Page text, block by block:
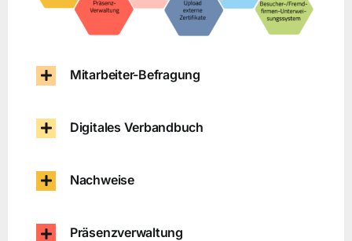
Mitarbeiter-Befragung
Digitales Verbandbuch
Nachweise
Präsenzverwaltung